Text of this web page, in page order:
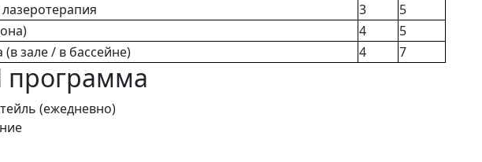
3
5
4
5
зале / в бассейне)
4 7
(ежедневно)